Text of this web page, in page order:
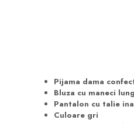
Pijama dama
Bluza cu maneci
Pantalon cu talie
Culoare gri